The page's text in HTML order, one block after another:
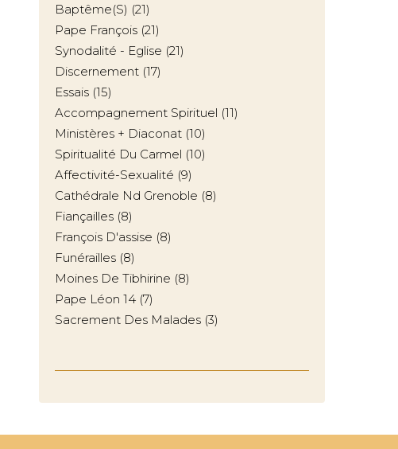
Baptême(s) (21)
Pape François (21)
Synodalité - Eglise (21)
Discernement (17)
Essais (15)
Accompagnement Spirituel (11)
Ministères + Diaconat (10)
Spiritualité Du Carmel (10)
Affectivité-Sexualité (9)
Cathédrale Nd Grenoble (8)
Fiançailles (8)
François D'assise (8)
Funérailles (8)
Moines De Tibhirine (8)
Pape Léon 14 (7)
Sacrement Des Malades (3)